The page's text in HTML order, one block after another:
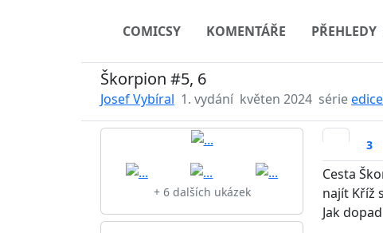
COMICSY KOMENTÁŘE PŘEHLEDY
Škorpion #5, 6
Josef Vybíral 1. vydání květen 2024 série
+ 6 dalších ukázek
3
Cesta
najít Kříž
Jak